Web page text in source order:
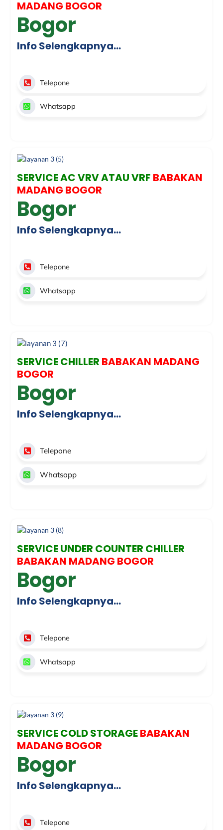
MADANG BOGOR
Bogor
Info Selengkapnya…
Telepone
Whatsapp
SERVICE AC VRV ATAU VRF BABAKAN
MADANG BOGOR
Bogor
Info Selengkapnya…
Telepone
Whatsapp
SERVICE CHILLER BABAKAN MADANG
BOGOR
Bogor
Info Selengkapnya…
Telepone
Whatsapp
SERVICE UNDER COUNTER CHILLER
BABAKAN MADANG BOGOR
Bogor
Info Selengkapnya…
Telepone
Whatsapp
SERVICE COLD STORAGEBABAKAN
MADANG BOGOR
Bogor
Info Selengkapnya…
Telepone